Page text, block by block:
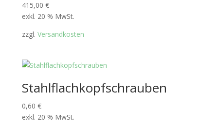
415,00 €
exkl. 20 % MwSt.
zzgl. Versandkosten
Stahlflachkopfschrauben
0,60 €
exkl. 20 % MwSt.